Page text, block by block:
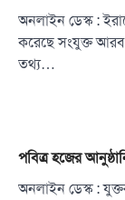
অনলাইন ডেস্ক :
করেছে সংযুক্ত আরব
তথ্য…
পবিত্র হজের
অনলাইন ডেস্ক :